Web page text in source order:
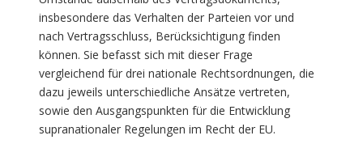
insbesondere das Verhalten der Parteien vor und
nach Vertragsschluss, Berücksichtigung finden
können. Sie befasst sich mit dieser Frage
vergleichend für drei nationale Rechtsordnungen, die
dazu jeweils unterschiedliche Ansätze vertreten,
sowie den Ausgangspunkten für die Entwicklung
supranationaler Regelungen im Recht der EU.